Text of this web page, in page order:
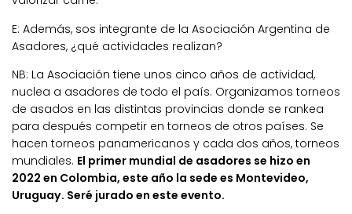
E: Además, sos integrante de la Asociación Argentina de
Asadores, ¿qué actividades realizan?
NB: La Asociación tiene unos cinco años de actividad,
nuclea a asadores de todo el país. Organizamos torneos
de asados en las distintas provincias donde se rankea
para después competir en torneos de otros países. Se
hacen torneos panamericanos y cada dos años, torneos
mundiales. El primer mundial de asadores se hizo en
2022 en Colombia, este año la sede es Montevideo,
Uruguay. Seré jurado en este evento.